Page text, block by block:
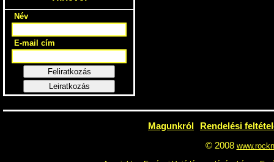
Vélemények a CD-ről
Apróhirdetések
Név